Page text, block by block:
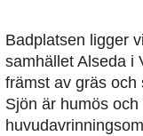
Badplatsen ligger
samhället Alseda i
främst av gräs och
Sjön är humös